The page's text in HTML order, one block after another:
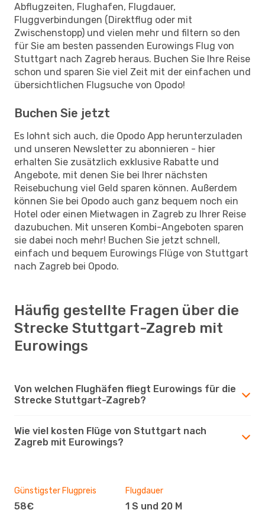
Abflugzeiten, Flughafen, Flugdauer,
Fluggverbindungen (Direktflug oder mit
Zwischenstopp) und vielen mehr und filtern so den
für Sie am besten passenden Eurowings Flug von
Stuttgart nach Zagreb heraus. Buchen Sie Ihre Reise
schon und sparen Sie viel Zeit mit der einfachen und
übersichtlichen Flugsuche von Opodo!
Buchen Sie jetzt
Es lohnt sich auch, die Opodo App herunterzuladen
und unseren Newsletter zu abonnieren - hier
erhalten Sie zusätzlich exklusive Rabatte und
Angebote, mit denen Sie bei Ihrer nächsten
Reisebuchung viel Geld sparen können. Außerdem
können Sie bei Opodo auch ganz bequem noch ein
Hotel oder einen Mietwagen in Zagreb zu Ihrer Reise
dazubuchen. Mit unseren Kombi-Angeboten sparen
sie dabei noch mehr! Buchen Sie jetzt schnell,
einfach und bequem Eurowings Flüge von Stuttgart
nach Zagreb bei Opodo.
Häufig gestellte Fragen über die
Strecke Stuttgart-Zagreb mit
Eurowings
Von welchen Flughäfen fliegt Eurowings für die
Strecke Stuttgart-Zagreb?
Wie viel kosten Flüge von Stuttgart nach
Zagreb mit Eurowings?
Günstigster Flugpreis
58€
Flugdauer
1 S und 20 M